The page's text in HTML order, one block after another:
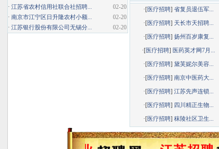
·[医疗招聘]省复员退伍军...
·[医疗招聘] 天长市天招聘...
·[医疗招聘]扬州百岁康复...
·[医疗招聘] 医药英才网7月...
·[医疗招聘]黛芙妮尔美容...
·[医疗招聘]南京中医药大...
·[医疗招聘]江苏先声连锁...
·[医疗招聘] 四川精正生物...
·[医疗招聘]秣陵社区卫生...
02-20
· 江苏省农村信用社联合社招聘...
02-20
· 南京市江宁区日升隆农村小额...
02-20
· 江苏银行股份有限公司无锡分...